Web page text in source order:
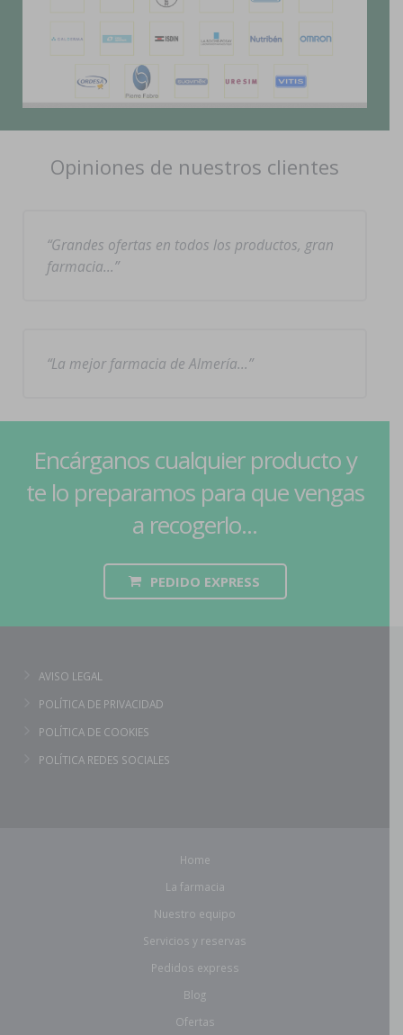
Opiniones de nuestros clientes
Grandes ofertas en todos los productos, gran
farmacia…
La mejor farmacia de Almería…
Encárganos cualquier producto y
te lo preparamos para que vengas
a recogerlo...
PEDIDO EXPRESS
AVISO LEGAL
POLÍTICA DE PRIVACIDAD
POLÍTICA DE COOKIES
POLÍTICA REDES SOCIALES
Home
La farmacia
Nuestro equipo
Servicios y reservas
Pedidos express
Blog
Ofertas